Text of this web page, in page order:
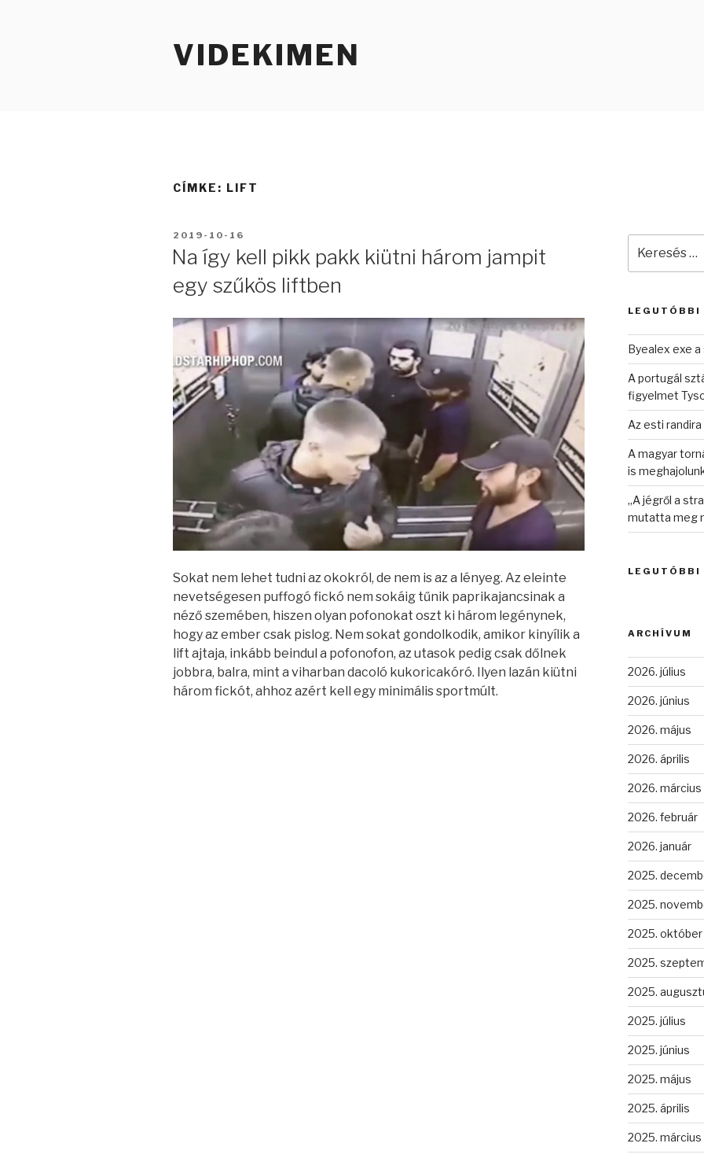
VIDEKIMEN
CÍMKE: LIFT
BEKÜLDVE:
2019-10-16
Na így kell pikk pakk kiütni három jampit
egy szűkös liftben
Sokat nem lehet tudni az okokról, de nem is az a lényeg. Az eleinte
nevetségesen puffogó fickó nem sokáig tűnik paprikajancsinak a
néző szemében, hiszen olyan pofonokat oszt ki három legénynek,
hogy az ember csak pislog. Nem sokat gondolkodik, amikor kinyílik a
lift ajtaja, inkább beindul a pofonofon, az utasok pedig csak dőlnek
jobbra, balra, mint a viharban dacoló kukoricakóró. Ilyen lazán kiütni
három fickót, ahhoz azért kell egy minimális sportmúlt.
következő
LEGUTÓBBI
Byealex exe
A portugál
figyelmet
Az esti
A magyar
is
„A jégről a
mutatta meg
LEGUTÓBBI
ARCHÍVUM
2026. július
2026. június
2026. május
2026. április
2026. március
2026. február
2026. január
2025.
2025.
2025. október
2025.
2025.
2025. július
2025. június
2025. május
2025. április
2025. március